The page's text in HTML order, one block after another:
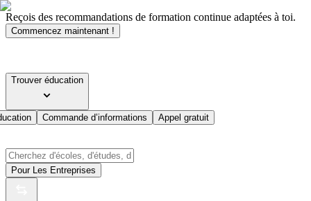
Reçois des recommandations de formation continue adaptées à toi.
Commencez maintenant !
Trouver éducation
Commande d’informations Appel gratuit
Pour Les Entreprises